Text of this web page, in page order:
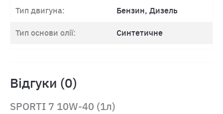
Тип двигуна: Бензин, Дизель
Тип основи олії: Синтетичне
Відгуки (0)
SPORTI 7 10W-40 (1л)